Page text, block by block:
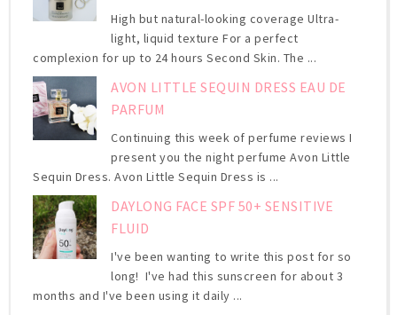
High but natural-looking coverage Ultra-
light, liquid texture For a perfect
complexion for up to 24 hours Second Skin. The ...
AVON LITTLE SEQUIN DRESS EAU DE
PARFUM
Continuing this week of perfume reviews I
present you the night perfume Avon Little
Sequin Dress. Avon Little Sequin Dress is ...
DAYLONG FACE SPF 50+ SENSITIVE
FLUID
I've been wanting to write this post for so
long! I've had this sunscreen for about 3
months and I've been using it daily ...